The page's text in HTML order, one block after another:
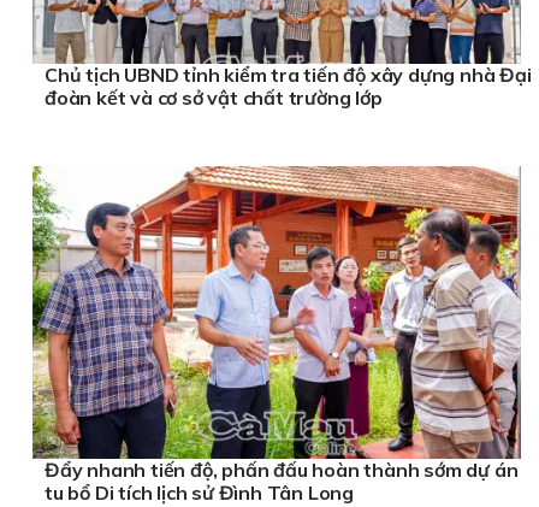
Chủ tịch UBND tỉnh kiểm tra tiến độ xây dựng nhà Đại
đoàn kết và cơ sở vật chất trường lớp
Đẩy nhanh tiến độ, phấn đấu hoàn thành sớm dự án
tu bổ Di tích lịch sử Đình Tân Long